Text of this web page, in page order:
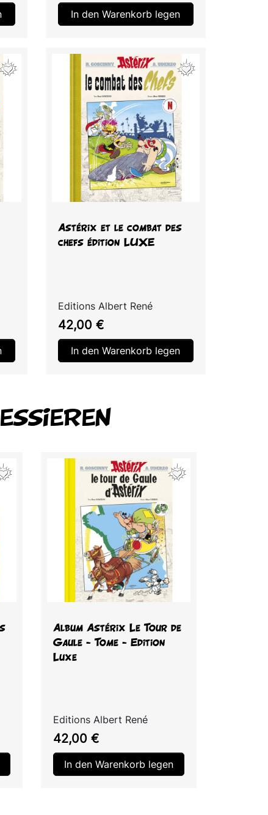
In den Warenkorb legen
Astérix et le combat des
chefs édition LUXE
Editions Albert René
Preis
42,00 €
In den Warenkorb legen
Vorschau
Album Astérix Le Tour de
Gaule - Tome - Edition
Luxe
Editions Albert René
Preis
42,00 €
In den Warenkorb legen